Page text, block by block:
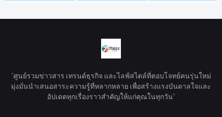
"ศูนย์รวมข่าวสาร เทรนด์ธุรกิจ และไลฟ์สไตล์ที่ตอบโจทย์คนรุ่นใหม่
มุ่งมั่นนำเสนอสาระความรู้ที่หลากหลาย เพื่อสร้างแรงบันดาลใจและ
อัปเดตทุกเรื่องราวสำคัญให้แก่คุณในทุกวัน"